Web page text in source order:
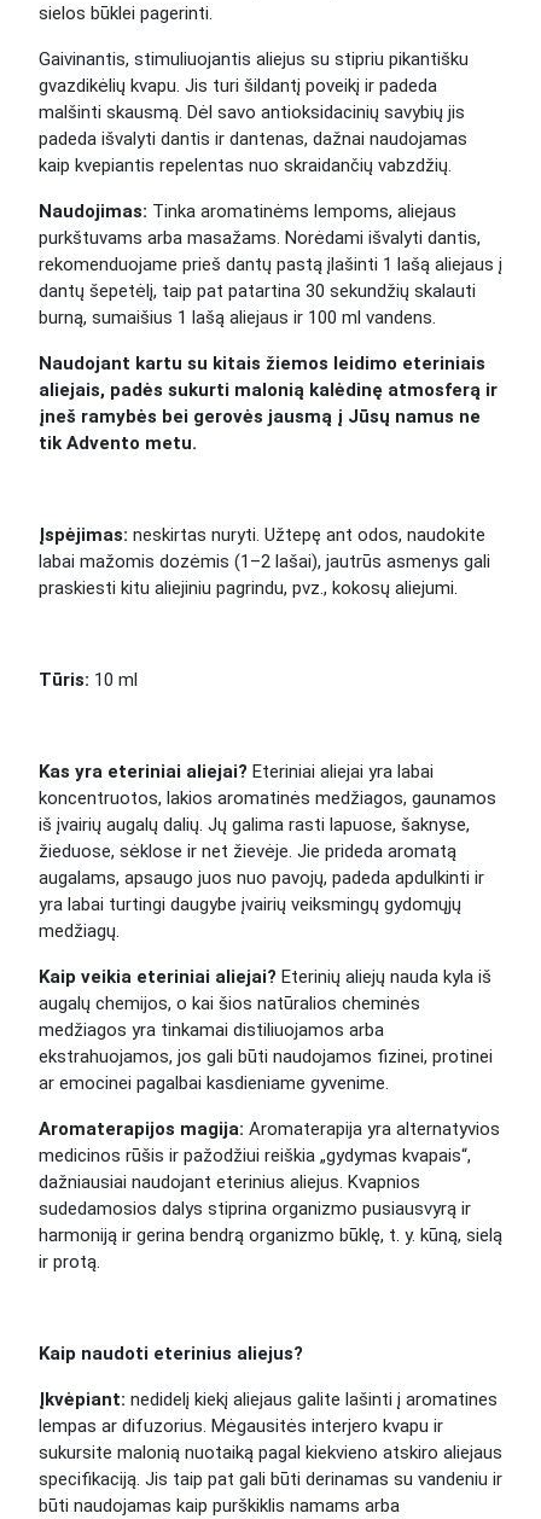
sielos būklei pagerinti.
Gaivinantis, stimuliuojantis aliejus su stipriu pikantišku
gvazdikėlių kvapu. Jis turi šildantį poveikį ir padeda
malšinti skausmą. Dėl savo antioksidacinių savybių jis
padeda išvalyti dantis ir dantenas, dažnai naudojamas
kaip kvepiantis repelentas nuo skraidančių vabzdžių.
Naudojimas: Tinka aromatinėms lempoms, aliejaus
purkštuvams arba masažams. Norėdami išvalyti dantis,
rekomenduojame prieš dantų pastą įlašinti 1 lašą aliejaus į
dantų šepetėlį, taip pat patartina 30 sekundžių skalauti
burną, sumaišius 1 lašą aliejaus ir 100 ml vandens.
Naudojant kartu su kitais žiemos leidimo eteriniais
aliejais, padės sukurti malonią kalėdinę atmosferą ir
įneš ramybės bei gerovės jausmą į Jūsų namus ne
tik Advento metu.
Įspėjimas: neskirtas nuryti. Užtepę ant odos, naudokite
labai mažomis dozėmis (1–2 lašai), jautrūs asmenys gali
praskiesti kitu aliejiniu pagrindu, pvz., kokosų aliejumi.
Tūris: 10 ml
Kas yra eteriniai aliejai? Eteriniai aliejai yra labai
koncentruotos, lakios aromatinės medžiagos, gaunamos
iš įvairių augalų dalių. Jų galima rasti lapuose, šaknyse,
žieduose, sėklose ir net žievėje. Jie prideda aromatą
augalams, apsaugo juos nuo pavojų, padeda apdulkinti ir
yra labai turtingi daugybe įvairių veiksmingų gydomųjų
medžiagų.
Kaip veikia eteriniai aliejai? Eterinių aliejų nauda kyla iš
augalų chemijos, o kai šios natūralios cheminės
medžiagos yra tinkamai distiliuojamos arba
ekstrahuojamos, jos gali būti naudojamos fizinei, protinei
ar emocinei pagalbai kasdieniame gyvenime.
Aromaterapijos magija: Aromaterapija yra alternatyvios
medicinos rūšis ir pažodžiui reiškia „gydymas kvapais“,
dažniausiai naudojant eterinius aliejus. Kvapnios
sudedamosios dalys stiprina organizmo pusiausvyrą ir
harmoniją ir gerina bendrą organizmo būklę, t. y. kūną, sielą
ir protą.
Kaip naudoti eterinius aliejus?
Įkvėpiant: nedidelį kiekį aliejaus galite lašinti į aromatines
lempas ar difuzorius. Mėgausitės interjero kvapu ir
sukursite malonią nuotaiką pagal kiekvieno atskiro aliejaus
specifikaciją. Jis taip pat gali būti derinamas su vandeniu ir
būti naudojamas kaip purškiklis namams arba